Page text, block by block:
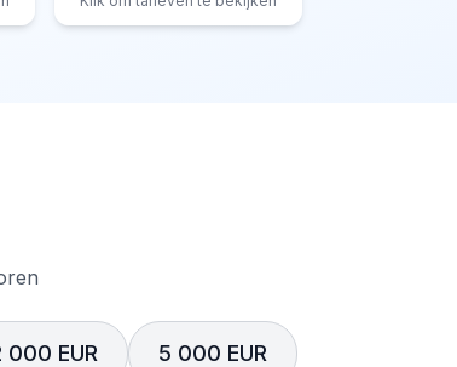
000 EUR 5 000 EUR